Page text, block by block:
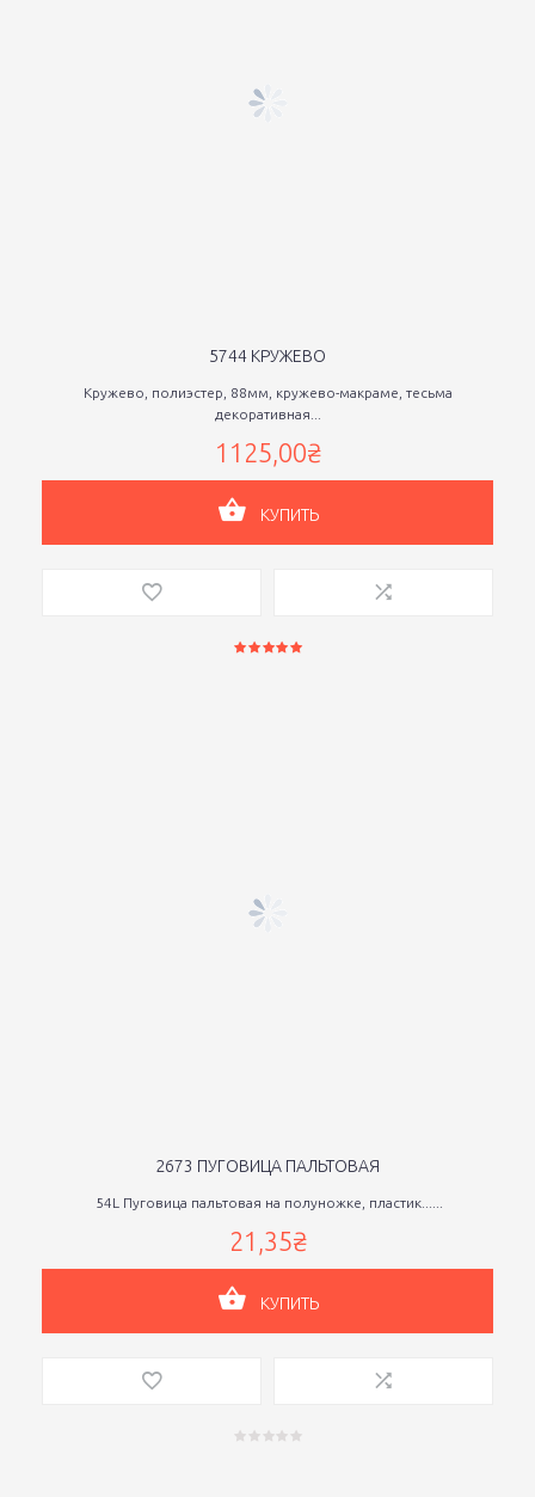
5744 КРУЖЕВО
Кружево, полиэстер, 88мм, кружево-макраме, тесьма
декоративная...
1125,00₴
КУПИТЬ
2673 ПУГОВИЦА ПАЛЬТОВАЯ
54L Пуговица пальтовая на полуножке, пластик......
21,35₴
КУПИТЬ